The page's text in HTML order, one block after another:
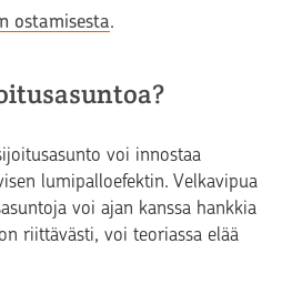
ostamisesta.
voi innostaa
lumipalloefektin. Velkavipua
voi ajan kanssa hankkia
riittävästi, voi teoriassa elää